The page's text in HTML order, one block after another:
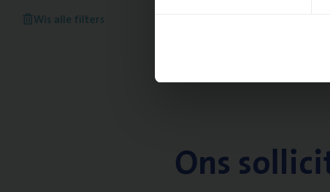
Wis alle filters
Ons